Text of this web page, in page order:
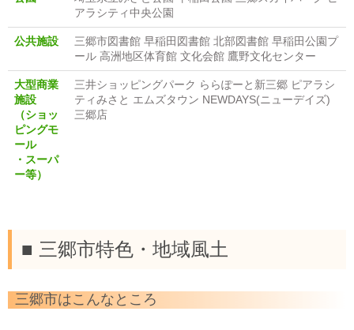
アラシティ中央公園
公共施設
三郷市図書館 早稲田図書館 北部図書館 早稲田公園プ
ール 高洲地区体育館 文化会館 鷹野文化センター
大型商業
施設
（ショッ
ピングモ
ール
・スーパ
ー等）
三井ショッピングパーク ららぽーと新三郷 ピアラシ
ティみさと エムズタウン NEWDAYS(ニューデイズ)
三郷店
■ 三郷市特色・地域風土
三郷市はこんなところ